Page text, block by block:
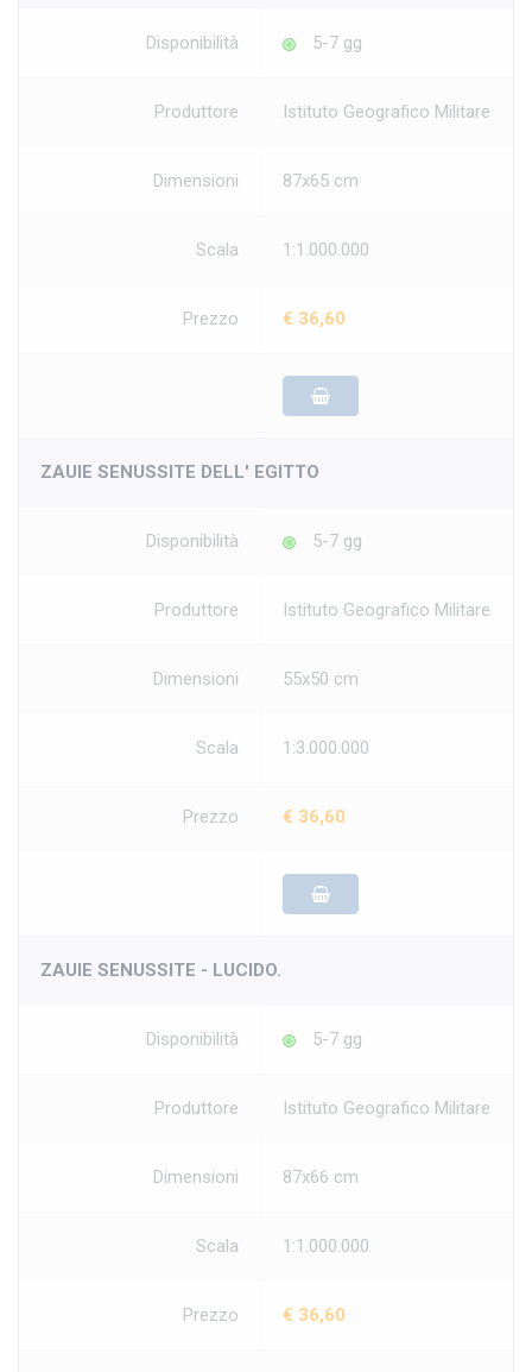
Disponibilità 5-7 gg
Produttore Istituto Geografico Militare
Dimensioni 87x65 cm
Scala 1:1.000.000
Prezzo € 36,60
ZAUIE SENUSSITE DELL' EGITTO
Disponibilità 5-7 gg
Produttore Istituto Geografico Militare
Dimensioni 55x50 cm
Scala 1:3.000.000
Prezzo € 36,60
ZAUIE SENUSSITE - LUCIDO.
Disponibilità 5-7 gg
Produttore Istituto Geografico Militare
Dimensioni 87x66 cm
Scala 1:1.000.000
Prezzo € 36,60